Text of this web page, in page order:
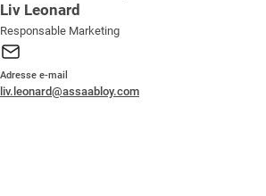
Liv Leonard
Responsable Marketing
Adresse e-mail
liv.leonard@assaabloy.com